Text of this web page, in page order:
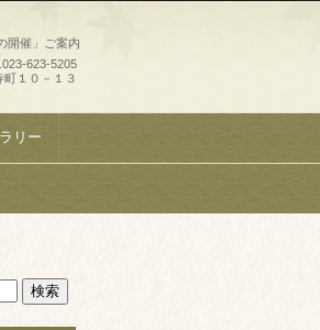
開催」ご案内
023-623-5205
１０－１３
リー